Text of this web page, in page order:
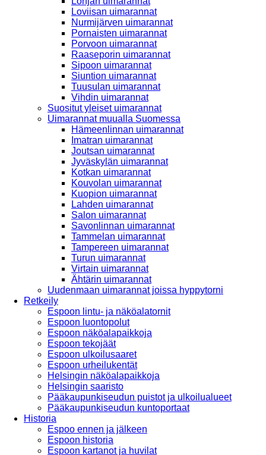
Loviisan uimarannat
Nurmijärven uimarannat
Pornaisten uimarannat
Porvoon uimarannat
Raaseporin uimarannat
Sipoon uimarannat
Siuntion uimarannat
Tuusulan uimarannat
Vihdin uimarannat
Suositut yleiset uimarannat
Uimarannat muualla Suomessa
Hämeenlinnan uimarannat
Imatran uimarannat
Joutsan uimarannat
Jyväskylän uimarannat
Kotkan uimarannat
Kouvolan uimarannat
Kuopion uimarannat
Lahden uimarannat
Salon uimarannat
Savonlinnan uimarannat
Tammelan uimarannat
Tampereen uimarannat
Turun uimarannat
Virtain uimarannat
Ähtärin uimarannat
Uudenmaan uimarannat joissa hyppytorni
Retkeily
Espoon lintu- ja näköalatornit
Espoon luontopolut
Espoon näköalapaikkoja
Espoon tekojäät
Espoon ulkoilusaaret
Espoon urheilukentät
Helsingin näköalapaikkoja
Helsingin saaristo
Pääkaupunkiseudun puistot ja ulkoilualueet
Pääkaupunkiseudun kuntoportaat
Historia
Espoo ennen ja jälkeen
Espoon historia
Espoon kartanot ja huvilat